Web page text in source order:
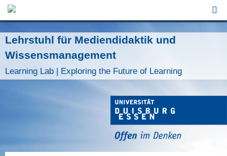
Lehrstuhl für Mediendidaktik und
Wissensmanagement
Learning Lab | Exploring the Future of Learning